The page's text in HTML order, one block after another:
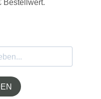
Bestellwert.